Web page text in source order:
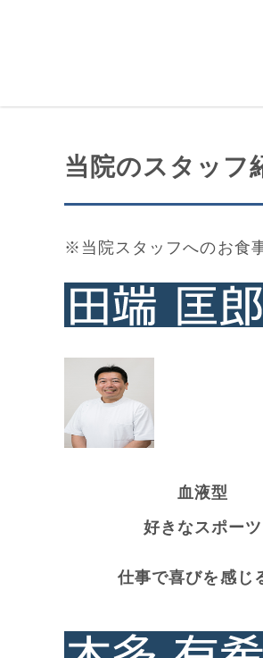
当院のスタッフ
※当院スタッフへのお食
血液型
好きなスポーツ
仕事で喜びを感じ